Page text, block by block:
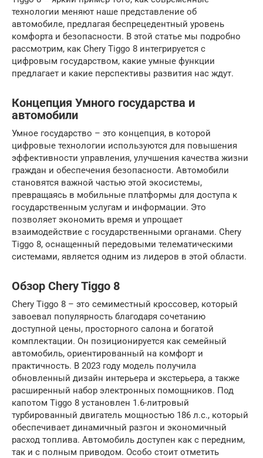
технологии меняют наше представление об
автомобиле, предлагая беспрецедентный уровень
комфорта и безопасности. В этой статье мы подробно
рассмотрим, как Chery Tiggo 8 интегрируется с
цифровым государством, какие умные функции
предлагает и какие перспективы развития нас ждут.
Концепция Умного государства и
автомобили
Умное государство – это концепция, в которой
цифровые технологии используются для повышения
эффективности управления, улучшения качества жизни
граждан и обеспечения безопасности. Автомобили
становятся важной частью этой экосистемы,
превращаясь в мобильные платформы для доступа к
государственным услугам и информации. Это
позволяет экономить время и упрощает
взаимодействие с государственными органами. Chery
Tiggo 8, оснащенный передовыми телематическими
системами, является одним из лидеров в этой области.
Обзор Chery Tiggo 8
Chery Tiggo 8 – это семиместный кроссовер, который
завоевал популярность благодаря сочетанию
доступной цены, просторного салона и богатой
комплектации. Он позиционируется как семейный
автомобиль, ориентированный на комфорт и
практичность. В 2023 году модель получила
обновленный дизайн интерьера и экстерьера, а также
расширенный набор электронных помощников. Под
капотом Tiggo 8 установлен 1.6-литровый
турбированный двигатель мощностью 186 л.с., который
обеспечивает динамичный разгон и экономичный
расход топлива. Автомобиль доступен как с передним,
так и с полным приводом. Особо стоит отметить